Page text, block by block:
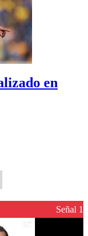
en
Señal 1